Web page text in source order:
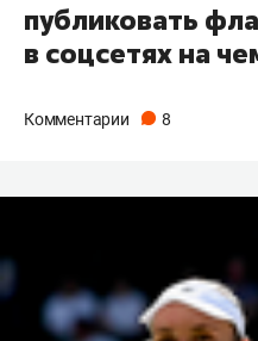
публиковать
в соцсетях на
Комментарии 8